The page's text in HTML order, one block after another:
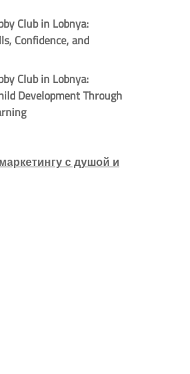
Club in Lobnya:
Confidence, and
Club in Lobnya:
Development Through
с душой и